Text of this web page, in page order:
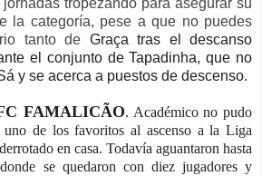
tropezando para asegurar su
la categoría, pese a que no puedes
tanto de Graça tras el descanso
el conjunto de Tapadinha, que no
y se acerca a puestos de descenso.
FAMALICÃO. Académico no pudo
uno de los favoritos al ascenso a la Liga
en casa. Todavía aguantaron hasta
se quedaron con diez jugadores y